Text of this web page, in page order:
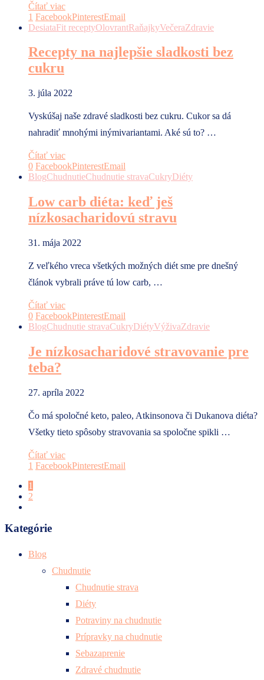
Čítať viac
1 FacebookPinterestEmail
DesiataFit receptyOlovrantRaňajkyVečeraZdravie
Recepty na najlepšie sladkosti bez
cukru
3. júla 2022
Vyskúšaj naše zdravé sladkosti bez cukru. Cukor sa dá
nahradiť mnohými inýmivariantami. Aké sú to? …
Čítať viac
0 FacebookPinterestEmail
BlogChudnutieChudnutie stravaCukryDiéty
Low carb diéta: keď ješ
nízkosacharidovú stravu
31. mája 2022
Z veľkého vreca všetkých možných diét sme pre dnešný
článok vybrali práve tú low carb, …
Čítať viac
0 FacebookPinterestEmail
BlogChudnutie stravaCukryDiétyVýživaZdravie
Je nízkosacharidové stravovanie pre
teba?
27. apríla 2022
Čo má spoločné keto, paleo, Atkinsonova či Dukanova diéta?
Všetky tieto spôsoby stravovania sa spoločne spikli …
Čítať viac
1 FacebookPinterestEmail
1
2
Kategórie
Blog
Chudnutie
Chudnutie strava
Diéty
Potraviny na chudnutie
Prípravky na chudnutie
Sebazaprenie
Zdravé chudnutie